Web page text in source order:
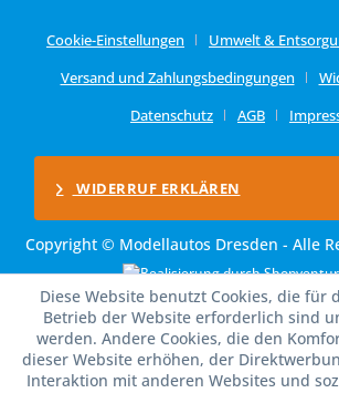
Cookie-Einstellungen Umwelt &
Versand und Zahlungsbedingungen
Datenschutz
AGB
WIDERRUF ERKLÄREN
Copyright © Modellautos Dresden - Alle
Diese Website benutzt Cookies, die für
Betrieb der Website erforderlich sind
werden. Andere Cookies, die den
dieser Website erhöhen, der
Interaktion mit anderen Websites und